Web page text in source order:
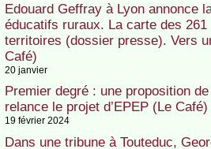
Edouard Geffray à Lyon annonce
éducatifs ruraux. La carte des 261
territoires (dossier presse). Vers
Café)
20 janvier
Premier degré : une proposition
relance le projet d’EPEP (Le Café)
19 février 2024
Dans une tribune à Touteduc,